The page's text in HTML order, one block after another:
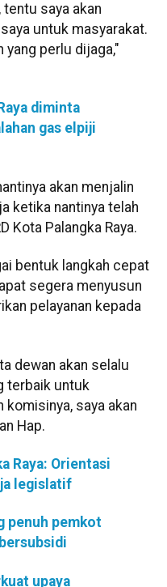
saya akan
untuk masyarakat.
yang perlu dijaga,"
diminta
gas elpiji
akan menjalin
ketika nantinya telah
Kota Palangka Raya.
bentuk langkah cepat
segera menyusun
pelayanan kepada
dewan akan selalu
terbaik untuk
komisinya, saya akan
Hap.
Raya: Orientasi
legislatif
penuh pemkot
upaya